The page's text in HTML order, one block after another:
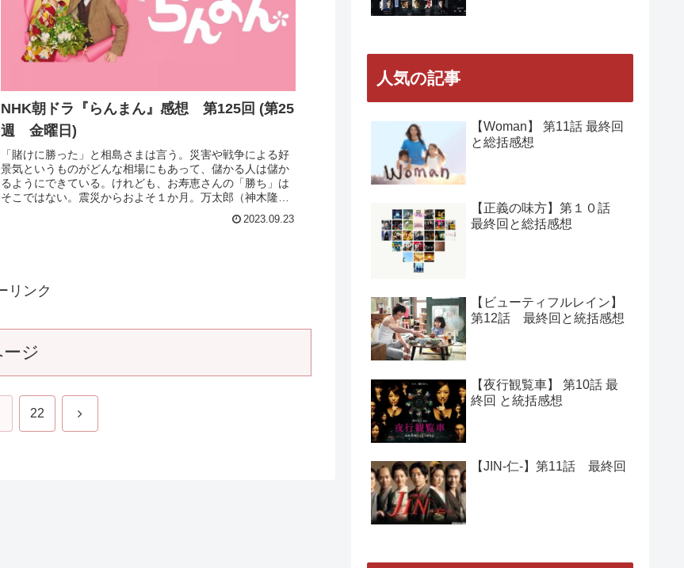
NHK朝ドラ『らんまん』感想 第127回 (第26
週 火曜日)
のように楽しめるのかもしれないと気づいた。藤平紀子と
いう女性が、牧野博士の後世に遺す遺品整理にやってき
て、牧野夫妻の生きざまを振り返っていく。そんな伝記。
槙野家は、寿恵子（浜辺美波）が買...
2023年上期朝ドラ「らんまん」感想
NHK朝ドラ『らんまん』感想 第125回 (第25
景気というものがどんな相場にもあって、儲かる人は儲か
るようにできている。けれども、お寿恵さんの「勝ち」は
そこではない。震災からおよそ１か月。万太郎（神木隆之
第86・87回(第18週 月・火
曜日)感想
『犯罪者』相関図式キャス
ト一覧(ネタバレ)と感想
人気の記事
と総括感想
最終回と総括感想